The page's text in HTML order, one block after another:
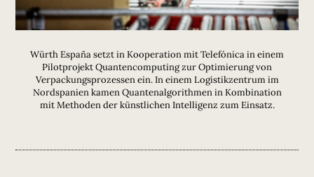
Würth España setzt in Kooperation mit Telefónica in einem
Pilotprojekt Quantencomputing zur Optimierung von
Verpackungsprozessen ein. In einem Logistikzentrum im
Nordspanien kamen Quantenalgorithmen in Kombination
mit Methoden der künstlichen Intelligenz zum Einsatz.